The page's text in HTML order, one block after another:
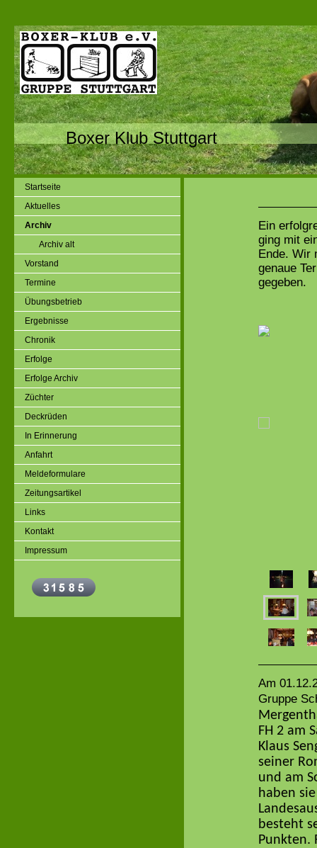
Boxer Klub Stuttgart
Startseite
Aktuelles
Archiv
Archiv alt
Vorstand
Termine
Übungsbetrieb
Ergebnisse
Chronik
Erfolge
Erfolge Archiv
Züchter
Deckrüden
In Erinnerung
Anfahrt
Meldeformulare
Zeitungsartikel
Links
Kontakt
Impressum
Ein
ging mit
Ende. Wir
genaue
gegeben.
Am
Gruppe
FH 2 am
Klaus
seiner
und am
haben
besteht
Punkten.